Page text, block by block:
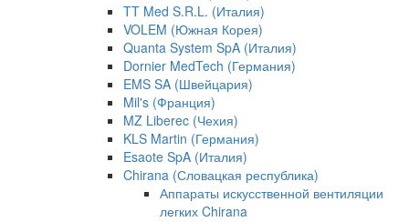
TT Med S.R.L. (Италия)
VOLEM (Южная Корея)
Quanta System SpA (Италия)
Dornier MedTech (Германия)
EMS SA (Швейцария)
Mil's (Франция)
MZ Liberec (Чехия)
KLS Martin (Германия)
Esaote SpA (Италия)
Chirana (Словацкая республика)
Аппараты искусственной вентиляции
легких Chirana